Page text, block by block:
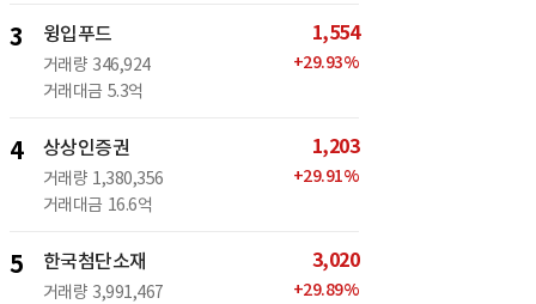
3 윙입푸드
거래량 346,924
거래대금 5.3억
1,554
+29.93%
4 상상인증권
거래량 1,380,356
거래대금 16.6억
1,203
+29.91%
5 한국첨단소재
거래량 3,991,467
3,020
+29.89%